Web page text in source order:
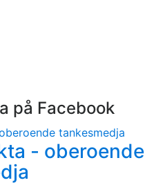
på Facebook
- oberoende